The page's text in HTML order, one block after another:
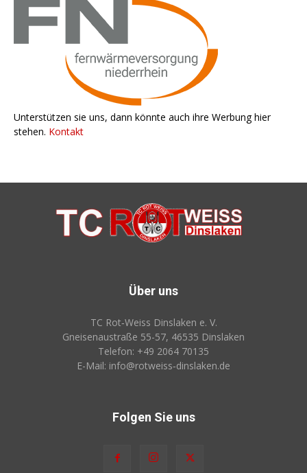
Unterstützen sie uns, dann könnte auch ihre Werbung hier
stehen. Kontakt
Über uns
TC Rot‑Weiss Dinslaken e. V.
Gneisenaustraße 55-57, 46535 Dinslaken
Telefon: +49 2064 70135
E-Mail: info@rotweiss‑dinslaken.de
Folgen Sie uns